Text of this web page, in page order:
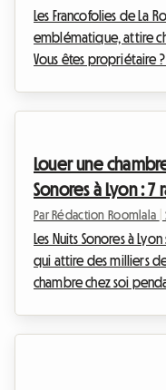
Les Francofolies de La
emblématique, attire
Vous êtes propriétaire
chambre pendant les
pourquoi louer une
Louer une
Sonores à Lyon : 7
Par Rédaction Roomlala
Les Nuits Sonores à
qui attire des milliers
chambre chez soi